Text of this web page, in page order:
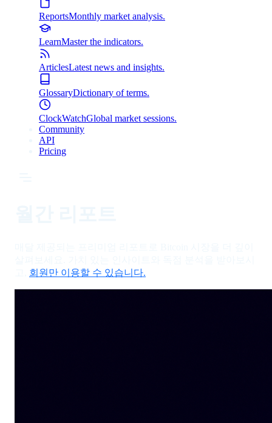
ReportsMonthly market analysis.
LearnMaster the indicators.
ArticlesLatest news and insights.
GlossaryDictionary of terms.
ClockWatchGlobal market sessions.
Community
API
Pricing
회원만 이용할 수 있습니다.